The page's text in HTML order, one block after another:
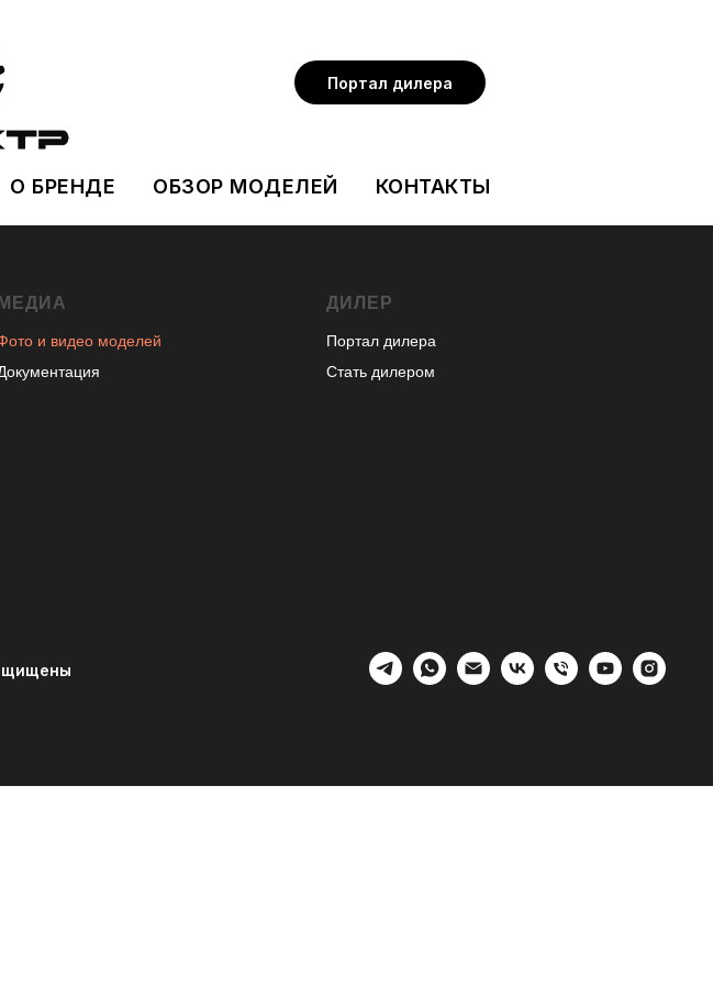
Портал дилера
О БРЕНДЕ ОБЗОР МОДЕЛЕЙ КОНТАКТЫ
МЕДИА
и видео моделей
ДИЛЕР
Портал дилера
Стать дилером